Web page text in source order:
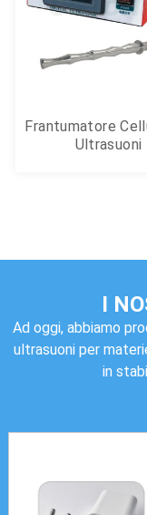
Frantumatore
Ultrasuoni
I
Ad oggi, abbiamo
ultrasuoni per
in